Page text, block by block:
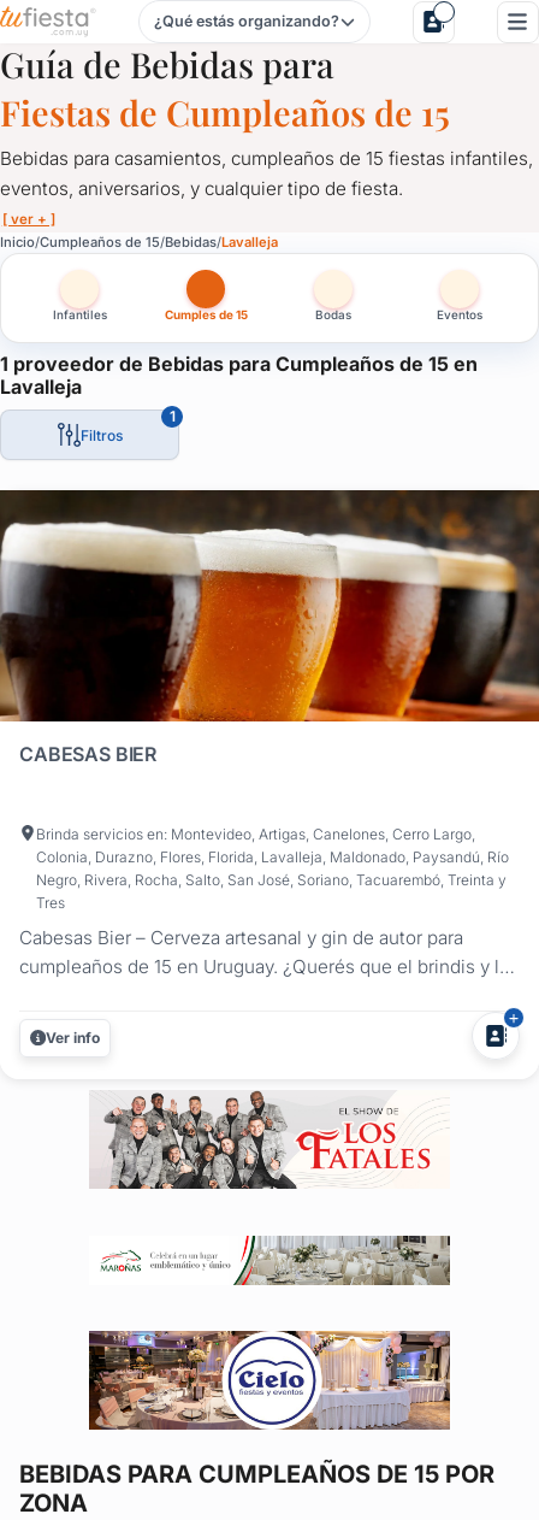
Bebidas para Cumpleaños de 15 en Lavalleja
¿Qué estás organizando?
Guía de Bebidas para
Fiestas de Cumpleaños de 15
Bebidas para casamientos, cumpleaños de 15 fiestas infantiles,
eventos, aniversarios, y cualquier tipo de fiesta.
[ ver + ]
Inicio Cumpleaños de 15 Bebidas Lavalleja
Infantiles Cumples de 15 Bodas Eventos
1 proveedor de Bebidas para Cumpleaños de 15 en
Lavalleja
Filtros
1
CABESAS BIER
Brinda servicios en: Montevideo, Artigas, Canelones, Cerro Largo,
Colonia, Durazno, Flores, Florida, Lavalleja, Maldonado, Paysandú, Río
Negro, Rivera, Rocha, Salto, San José, Soriano, Tacuarembó, Treinta y
Tres
Cabesas Bier – Cerveza artesanal y gin de autor para
cumpleaños de 15 en Uruguay. ¿Querés que el brindis y la
mejor de la cerveza artesanal y el gintonic de autor a tu
celebración, con presentaciones en botellas o barril que
Ver info
BEBIDAS PARA CUMPLEAÑOS DE 15 POR
ZONA
Bebidas para Cumpleaños de 15 en Lavalleja
Bebidas para casamientos, cumpleaños de 15 fiestas
Catering de bebidas alcohólicas y sin alcohol.
Bebidas para fiestas y eventos, cervezas artesanales,
Un servicio fundamental para servir a tus invitados.